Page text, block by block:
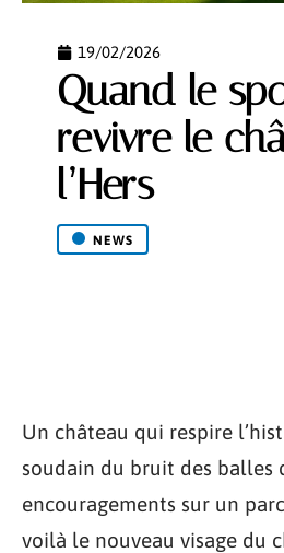
19/02/2026
Quand le
revivre le
l’Hers
NEWS
Un château qui respire
soudain du bruit des balles
encouragements sur un
voilà le nouveau visage du